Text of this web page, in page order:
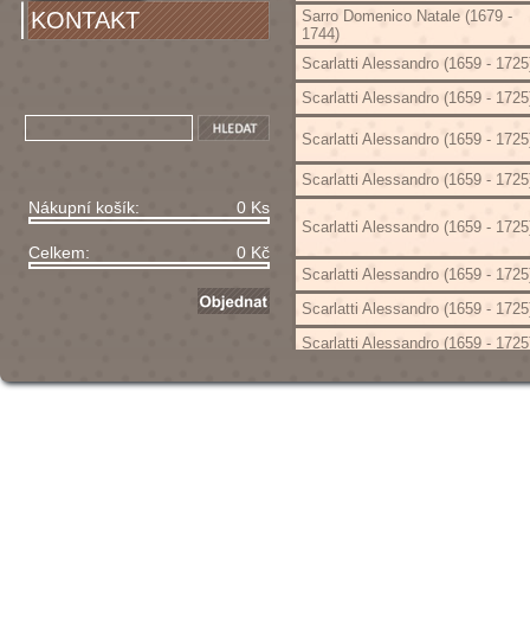
KONTAKT
Nákupní košík: 0 Ks
Celkem: 0 Kč
Sarro Domenico Natale (1679 -
1744)
Scarlatti Alessandro (1659 -
Scarlatti Alessandro (1659 -
Scarlatti Alessandro (1659 -
Scarlatti Alessandro (1659 -
Scarlatti Alessandro (1659 -
Scarlatti Alessandro (1659 -
Scarlatti Alessandro (1659 -
Scarlatti Alessandro (1659 -
Scarlatti Alessandro (1659 -